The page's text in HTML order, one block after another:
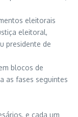
eleitorais
eleitoral,
presidente de
blocos de
as fases seguintes
e cada um